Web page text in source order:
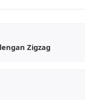
Zigzag